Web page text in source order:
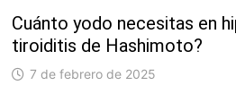
Cuánto yodo necesitas en
tiroiditis de Hashimoto?
7 de febrero de 2025